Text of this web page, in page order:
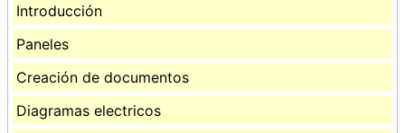
Introducción
Paneles
Creación de documentos
Diagramas electricos